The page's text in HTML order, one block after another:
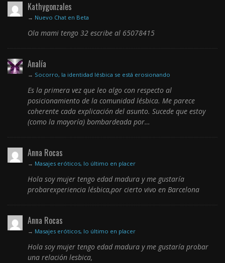
Kathygonzales
→ Nuevo Chat en Beta
Ola mami tengo 32 escribe al 65078415
Analía
→ Socorro, la identidad lésbica se está erosionando
Es la primera vez que leo algo con respecto al
posicionamiento de la comunidad lésbica. Me parece
coherente cada explicación del asunto. Sucede que estoy
(como la mayoría) bombardeada por…
Anna Rocas
→ Masajes eróticos, lo último en placer
Hola soy mujer tengo edad madura y me gustaría
probarexperiencia lésbica,por cierto vivo en Barcelona
Anna Rocas
→ Masajes eróticos, lo último en placer
Hola soy mujer tengo edad madura y me gustaría probar
una relación lesbica,